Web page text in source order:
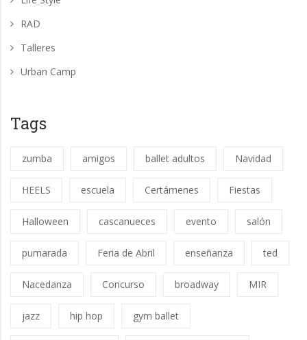
RAD
Talleres
Urban Camp
Tags
zumba amigos ballet adultos Navidad
HEELS escuela Certámenes Fiestas
Halloween cascanueces evento salón
pumarada Feria de Abril enseñanza ted
Nacedanza Concurso broadway MIR
jazz hip hop gym ballet